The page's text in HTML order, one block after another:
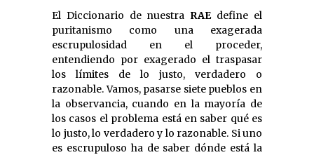
El Diccionario de nuestra RAEdefine el
puritanismo como una exagerada
escrupulosidad en el proceder,
entendiendo por exagerado el traspasar
los límites de lo justo, verdadero o
razonable. Vamos, pasarse siete pueblos en
la observancia, cuando en la mayoría de
los casos el problema está en saber qué es
lo justo, lo verdadero y lo razonable. Si uno
es escrupuloso ha de saber dónde está la